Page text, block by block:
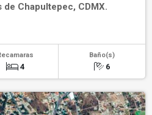
de Chapultepec, CDMX.
4
Baño(s)
6